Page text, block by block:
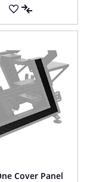
AUF
DEN
MERKZETTEL
AUF
Cover Panel